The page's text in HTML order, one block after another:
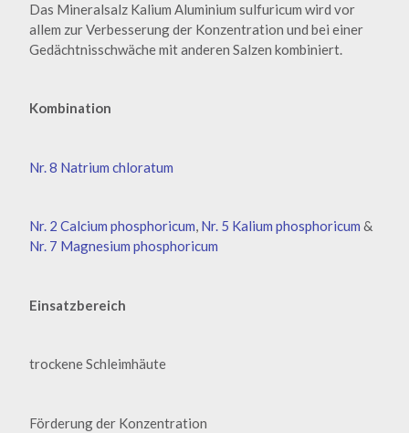
Das Mineralsalz Kalium Aluminium sulfuricum wird vor
allem zur Verbesserung der Konzentration und bei einer
Gedächtnisschwäche mit anderen Salzen kombiniert.
Kombination
Nr. 8 Natrium chloratum
Nr. 2 Calcium phosphoricum, Nr. 5 Kalium phosphoricum &
Nr. 7 Magnesium phosphoricum
Einsatzbereich
trockene Schleimhäute
Förderung der Konzentration